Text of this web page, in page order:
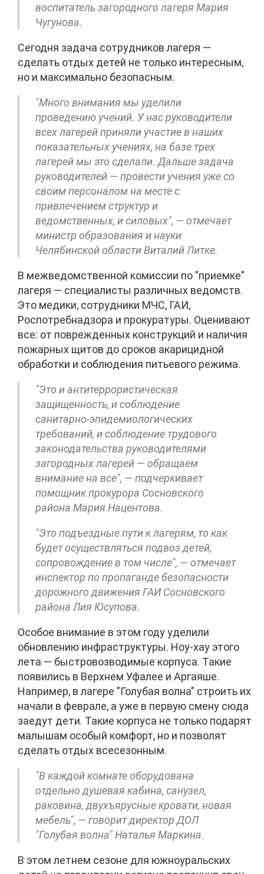
воспитатель загородного лагеря Мария
Чугунова.
Сегодня задача сотрудников лагеря —
сделать отдых детей не только интересным,
но и максимально безопасным.
"Много внимания мы уделили
проведению учений. У нас руководители
всех лагерей приняли участие в наших
показательных учениях, на базе трех
лагерей мы это сделали. Дальше задача
руководителей — провести учения уже со
своим персоналом на месте с
привлечением структур и
ведомственных, и силовых", — отмечает
министр образования и науки
Челябинской области Виталий Литке.
В межведомственной комиссии по "приемке"
лагеря — специалисты различных ведомств.
Это медики, сотрудники МЧС, ГАИ,
Роспотребнадзора и прокуратуры. Оценивают
все: от поврежденных конструкций и наличия
пожарных щитов до сроков акарицидной
обработки и соблюдения питьевого режима.
"Это и антитеррористическая
защищенность, и соблюдение
санитарно-эпидемиологических
требований, и соблюдение трудового
законодательства руководителями
загородных лагерей — обращаем
внимание на все", — подчеркивает
помощник прокурора Сосновского
района Мария Нацентова.
"Это подъездные пути к лагерям, то как
будет осуществляться подвоз детей,
сопровождение в том числе", — отмечает
инспектор по пропаганде безопасности
дорожного движения ГАИ Сосновского
района Лия Юсупова.
Особое внимание в этом году уделили
обновлению инфраструктуры. Ноу-хау этого
лета — быстровозводимые корпуса. Такие
появились в Верхнем Уфалее и Аргаяше.
Например, в лагере "Голубая волна" строить их
начали в феврале, а уже в первую смену сюда
заедут дети. Такие корпуса не только подарят
малышам особый комфорт, но и позволят
сделать отдых всесезонным.
"В каждой комнате оборудована
отдельно душевая кабина, санузел,
раковина, двухъярусные кровати, новая
мебель", — говорит директор ДОЛ
"Голубая волна" Наталья Маркина.
В этом летнем сезоне для южноуральских